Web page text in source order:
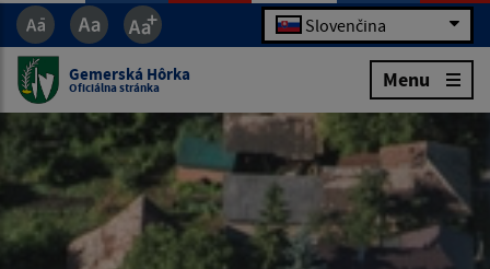
Slovenčina
Gemerská Hôrka
Oficiálna stránka Menu